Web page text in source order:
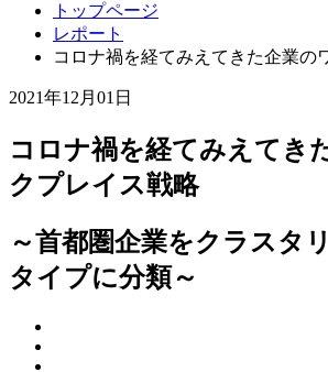
トップページ
レポート
コロナ禍を経てみえてきた企業の
2021年12月01日
コロナ禍を経てみえてき
クプレイス戦略
～首都圏企業をクラスタ
タイプに分類～